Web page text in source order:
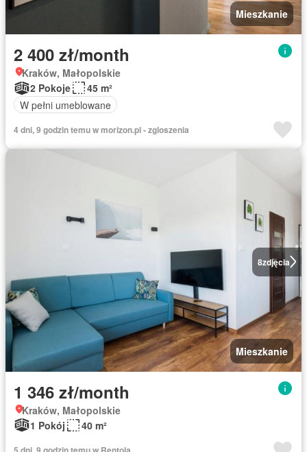
Mieszkanie
2 400 zł/month
Kraków, Małopolskie
2 Pokoje
45 m²
W pełni umeblowane
4 dni, 9 godzin temu w morizon.pl - zgloszenia
8zdjęcia
Mieszkanie
1 346 zł/month
Kraków, Małopolskie
1 Pokój
40 m²